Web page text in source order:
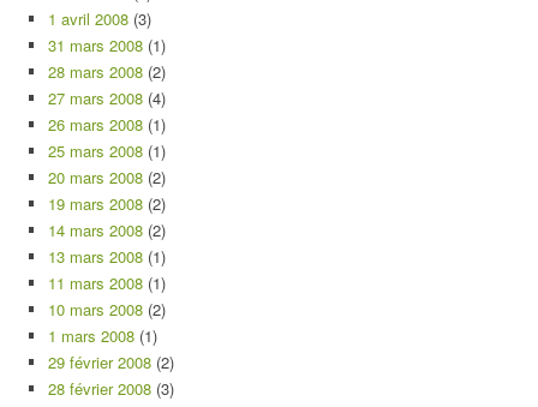
1 avril 2008 (3)
31 mars 2008 (1)
28 mars 2008 (2)
27 mars 2008 (4)
26 mars 2008 (1)
25 mars 2008 (1)
20 mars 2008 (2)
19 mars 2008 (2)
14 mars 2008 (2)
13 mars 2008 (1)
11 mars 2008 (1)
10 mars 2008 (2)
1 mars 2008 (1)
29 février 2008 (2)
28 février 2008 (3)